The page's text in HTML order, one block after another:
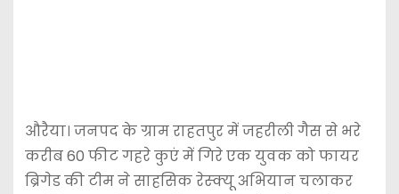
औरैया। जनपद के ग्राम राहतपुर में जहरीली गैस से भरे
करीब 60 फीट गहरे कुएं में गिरे एक युवक को फायर
ब्रिगेड की टीम ने साहसिक रेस्क्यू अभियान चलाकर